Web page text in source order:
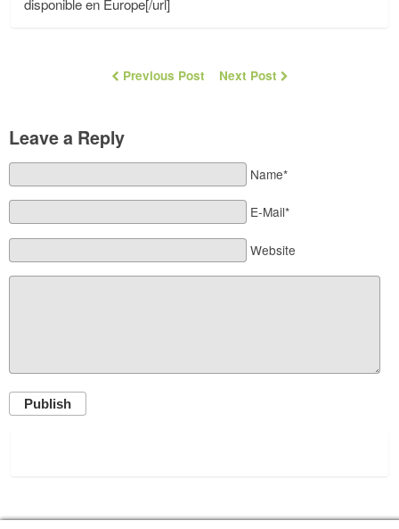
disponible en Europe[/url]
Previous Post Next Post
Leave a Reply
Name*
E-Mail*
Website
Publish